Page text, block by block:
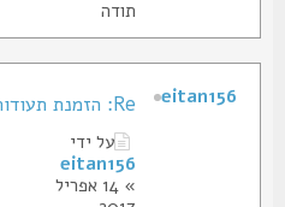
Re: הזמנת תעודות החבר של הסליק
על ידי
eitan156
» 14 אפריל
eitan156